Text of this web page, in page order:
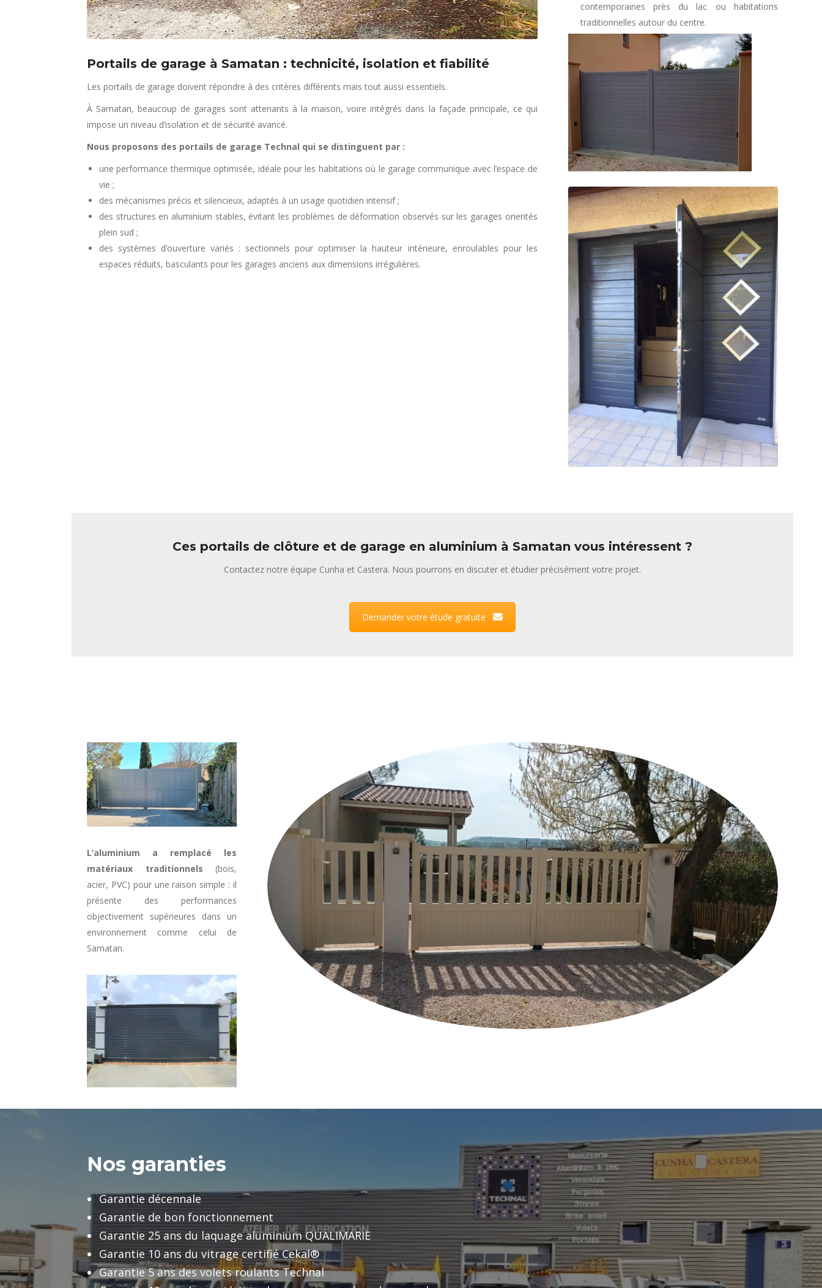
Portails de garage à Samatan : technicité, isolation et fiabilité
Les portails de garage doivent répondre à des critères différents mais tout aussi essentiels.
À Samatan, beaucoup de garages sont attenants à la maison, voire intégrés dans la façade principale, ce qui
impose un niveau d’isolation et de sécurité avancé.
Nous proposons des portails de garage Technal qui se distinguent par :
une performance thermique optimisée, idéale pour les habitations où le garage communique avec l’espace de
vie ;
des mécanismes précis et silencieux, adaptés à un usage quotidien intensif ;
des structures en aluminium stables, évitant les problèmes de déformation observés sur les garages orientés
plein sud ;
des systèmes d’ouverture variés : sectionnels pour optimiser la hauteur intérieure, enroulables pour les
espaces réduits, basculants pour les garages anciens aux dimensions irrégulières.
contemporaines près du lac ou habitations
traditionnelles autour du centre.
Ces portails de clôture et de garage en aluminium à Samatan vous intéressent ?
Contactez notre équipe Cunha et Castera. Nous pourrons en discuter et étudier précisément votre projet.
Demander votre étude gratuite
L’aluminium a remplacé les
matériaux traditionnels (bois,
acier, PVC) pour une raison simple : il
présente des performances
objectivement supérieures dans un
environnement comme celui de
Samatan.
Nos garanties
Garantie décennale
Garantie de bon fonctionnement
Garantie 25 ans du laquage aluminium QUALIMARIE
Garantie 10 ans du vitrage certifié Cekal®
Garantie 5 ans des volets roulants Technal